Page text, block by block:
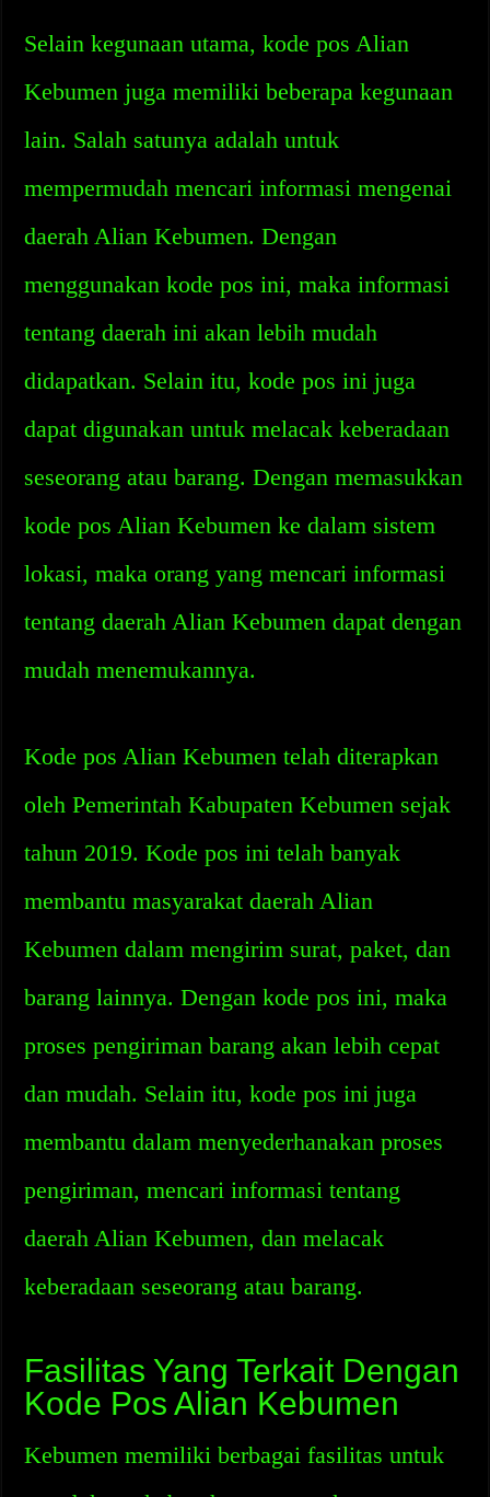
Selain kegunaan utama, kode pos Alian
Kebumen juga memiliki beberapa kegunaan
lain. Salah satunya adalah untuk
mempermudah mencari informasi mengenai
daerah Alian Kebumen. Dengan
menggunakan kode pos ini, maka informasi
tentang daerah ini akan lebih mudah
didapatkan. Selain itu, kode pos ini juga
dapat digunakan untuk melacak keberadaan
seseorang atau barang. Dengan memasukkan
kode pos Alian Kebumen ke dalam sistem
lokasi, maka orang yang mencari informasi
tentang daerah Alian Kebumen dapat dengan
mudah menemukannya.
Kode pos Alian Kebumen telah diterapkan
oleh Pemerintah Kabupaten Kebumen sejak
tahun 2019. Kode pos ini telah banyak
membantu masyarakat daerah Alian
Kebumen dalam mengirim surat, paket, dan
barang lainnya. Dengan kode pos ini, maka
proses pengiriman barang akan lebih cepat
dan mudah. Selain itu, kode pos ini juga
membantu dalam menyederhanakan proses
pengiriman, mencari informasi tentang
daerah Alian Kebumen, dan melacak
keberadaan seseorang atau barang.
Fasilitas Yang Terkait Dengan
Kode Pos Alian Kebumen
Kebumen memiliki berbagai fasilitas untuk